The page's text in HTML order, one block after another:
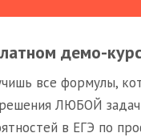
демо-
все формулы,
ЛЮБОЙ
в ЕГЭ по